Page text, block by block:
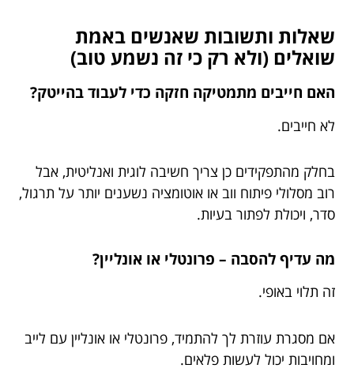
שאלות ותשובות שאנשים באמת
שואלים (ולא רק כי זה נשמע טוב)
האם חייבים מתמטיקה חזקה כדי לעבוד בהייטק?
לא חייבים.
בחלק מהתפקידים כן צריך חשיבה לוגית ואנליטית, אבל
רוב מסלולי פיתוח ווב או אוטומציה נשענים יותר על תרגול,
סדר, ויכולת לפתור בעיות.
מה עדיף להסבה – פרונטלי או אונליין?
זה תלוי באופי.
אם מסגרת עוזרת לך להתמיד, פרונטלי או אונליין עם לייב
ומחויבות יכול לעשות פלאים.